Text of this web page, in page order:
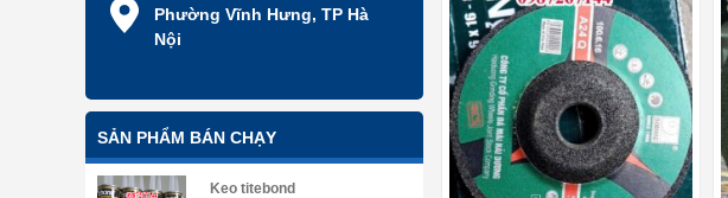
Phường Vĩnh Hưng, TP Hà
Nội
SẢN PHẨM BÁN CHẠY
Keo titebond